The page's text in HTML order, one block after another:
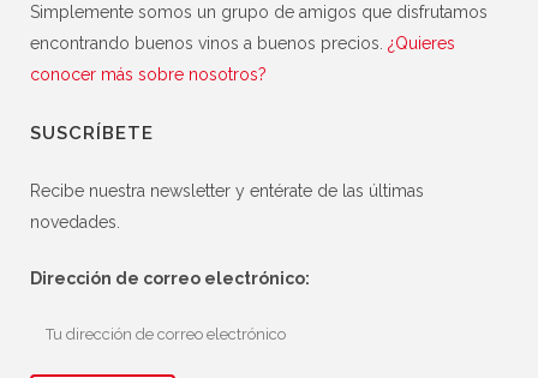
Simplemente somos un grupo de amigos que disfrutamos
encontrando buenos vinos a buenos precios. ¿Quieres
conocer más sobre nosotros?
SUSCRÍBETE
Recibe nuestra newsletter y entérate de las últimas
novedades.
Dirección de correo electrónico: